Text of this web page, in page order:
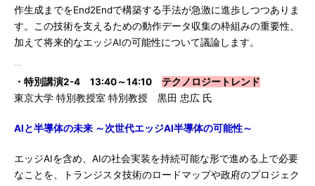
作生成までをEnd2Endで構築する手法が急激に進歩しつつありま
す。この技術を支えるための動作データ収集の枠組みの重要性、
加えて将来的なエッジAIの可能性について議論します。
・特別講演2-4 13:40～14:10 テクノロジートレンド
東京大学 特別教授室 特別教授 黒田 忠広 氏
AIと半導体の未来 ～次世代エッジAI半導体の可能性～
エッジAIを含め、AIの社会実装を持続可能な形で進める上で必要
なことを、トランジスタ技術のロードマップや政府のプロジェク